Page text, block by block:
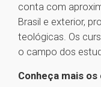
conta com
Brasil e exterior,
teológicas. Os
o campo dos
Conheça mais